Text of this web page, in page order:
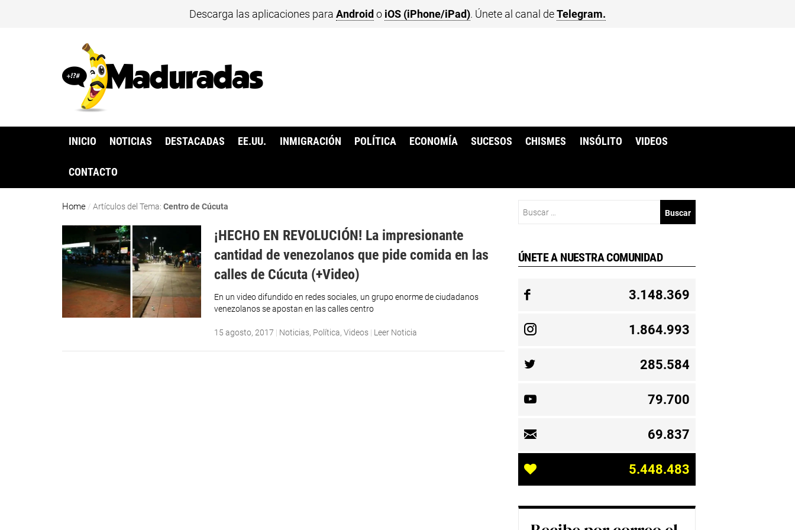
Descarga las aplicaciones para Android o iOS (iPhone/iPad). Únete al canal deTelegram.
INICIO NOTICIAS DESTACADAS EE.UU. INMIGRACIÓN POLÍTICA ECONOMÍA SUCESOS CHISMES INSÓLITO VIDEOS
CONTACTO
Home /Artículos del Tema:Centro de Cúcuta
¡HECHO EN REVOLUCIÓN! La impresionante
cantidad de venezolanos que pide comida en las
calles de Cúcuta (+Video)
En un video difundido en redes sociales, un grupo enorme de ciudadanos
venezolanos se apostan en las calles centro
15 agosto, 2017 | Noticias, Política,Videos | Leer Noticia
ÚNETE A NUESTRA COMUNIDAD
3.148.369
1.864.993
285.584
79.700
69.837
5.448.483